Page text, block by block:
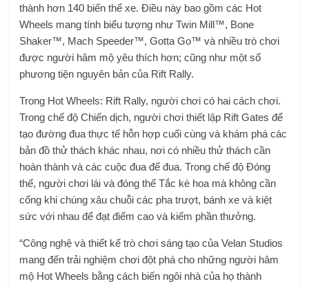
thành hơn 140 biến thể xe. Điều này bao gồm các Hot
Wheels mang tính biểu tượng như Twin Mill™, Bone
Shaker™, Mach Speeder™, Gotta Go™ và nhiều trò chơi
được người hâm mộ yêu thích hơn; cũng như một số
phương tiện nguyên bản của Rift Rally.
Trong Hot Wheels: Rift Rally, người chơi có hai cách chơi.
Trong chế độ Chiến dịch, người chơi thiết lập Rift Gates để
tạo đường đua thực tế hỗn hợp cuối cùng và khám phá các
bản đồ thử thách khác nhau, nơi có nhiều thử thách cần
hoàn thành và các cuộc đua để đua. Trong chế độ Đóng
thế, người chơi lái và đóng thế Tắc kè hoa mà không cần
cổng khi chúng xâu chuỗi các pha trượt, bánh xe và kiệt
sức với nhau để đạt điểm cao và kiếm phần thưởng.
“Công nghệ và thiết kế trò chơi sáng tạo của Velan Studios
mang đến trải nghiệm chơi đột phá cho những người hâm
mộ Hot Wheels bằng cách biến ngôi nhà của họ thành